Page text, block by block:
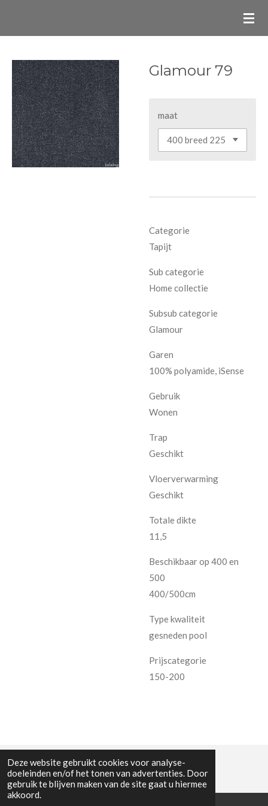
Deze website gebruikt cookies voor analyse-
doeleinden en/of het tonen van advertenties. Door
gebruik te blijven maken van de site gaat u hiermee
akkoord.
de
hoofdinhoud
Glamour 79
maat
Categorie
Tapijt
Sub categorie
Home collectie
Subsub categorie
Glamour
Garen
100% polyamide, iSense
Gebruik
Wonen
Trap
Geschikt
Vloerverwarming
Geschikt
Totale dikte
11,5
Beschikbaar op 400 en
500
400/500cm
Type kwaliteit
gesneden pool
Prijscategorie
150-200